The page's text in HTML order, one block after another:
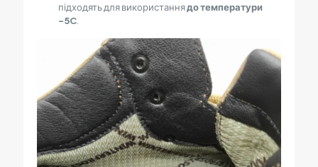
підходять для використаннядо температури
-5C.